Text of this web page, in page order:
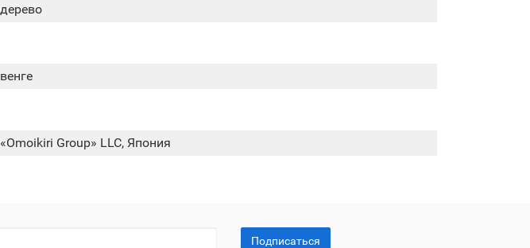
дерево
венге
«Omoikiri Group» LLC, Япония
Подписаться